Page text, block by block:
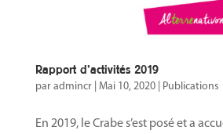
Rapport d’activités 2019
par admincr| Mai 10, 2020| Publications
En 2019, le Crabe s’est posé et a